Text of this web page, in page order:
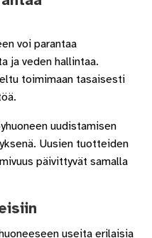
voi parantaa
ja veden hallintaa.
toimimaan tasaisesti
uudistamisen
Uusien tuotteiden
päivittyvät samalla
useita erilaisia